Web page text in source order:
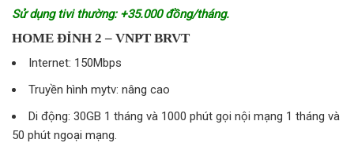
Sử dụng tivi thường: +35.000 đồng/tháng.
HOME ĐỈNH 2 – VNPT BRVT
Internet: 150Mbps
Truyền hình mytv: nâng cao
Di động: 30GB 1 tháng và 1000 phút gọi nội mạng 1 tháng và
50 phút ngoại mạng.